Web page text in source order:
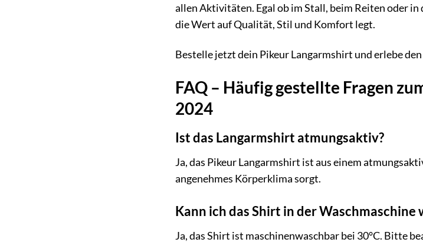
allen Aktivitäten. Egal ob im Stall, beim Reiten oder
die Wert auf Qualität, Stil und Komfort legt.
Bestelle jetzt dein Pikeur Langarmshirt und erlebe
FAQ – Häufig gestellte Fragen
2024
Ist das Langarmshirt atmungsaktiv?
Ja, das Pikeur Langarmshirt ist aus einem
angenehmes Körperklima sorgt.
Kann ich das Shirt in der Waschmaschine
Ja, das Shirt ist maschinenwaschbar bei 30°C. Bitte